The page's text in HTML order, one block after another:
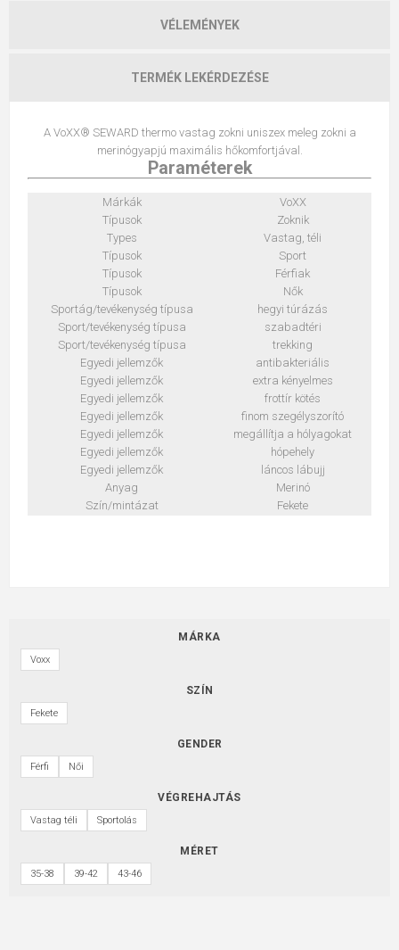
VÉLEMÉNYEK
TERMÉK LEKÉRDEZÉSE
A VoXX® SEWARD thermo vastag zokni uniszex meleg zokni a
merinógyapjú maximális hőkomfortjával.
Paraméterek
Márkák
VoXX
Típusok
Zoknik
Types
Vastag, téli
Típusok
Sport
Típusok
Férfiak
Típusok
Nők
Sportág/tevékenység típusa
hegyi túrázás
Sport/tevékenység típusa
szabadtéri
Sport/tevékenység típusa
trekking
Egyedi jellemzők
antibakteriális
Egyedi jellemzők
extra kényelmes
Egyedi jellemzők
frottír kötés
Egyedi jellemzők
finom szegélyszorító
Egyedi jellemzők
megállítja a hólyagokat
Egyedi jellemzők
hópehely
Egyedi jellemzők
láncos lábujj
Anyag
Merinó
Szín/mintázat
Fekete
MÁRKA
Voxx
SZÍN
Fekete
GENDER
Férfi Női
VÉGREHAJTÁS
Vastag téli Sportolás
MÉRET
35-38 39-42 43-46